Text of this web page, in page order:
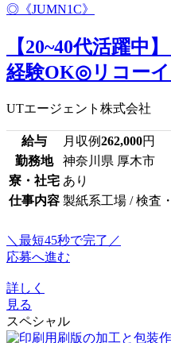
【20~40代活躍中
経験OK◎リコー
UTエージェント株式会社
給与 月収例262,000円
勤務地
神奈川県 厚木市
寮・社宅 あり
仕事内容 製紙系工場 / 検査
＼最短45秒で完了／
応募へ進む
詳しく
見る
スペシャル